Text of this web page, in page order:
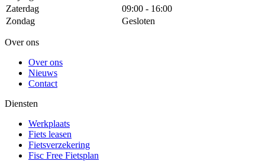
Zaterdag
09:00 - 16:00
Zondag
Gesloten
Over ons
Over ons
Nieuws
Contact
Diensten
Werkplaats
Fiets leasen
Fietsverzekering
Fisc Free Fietsplan